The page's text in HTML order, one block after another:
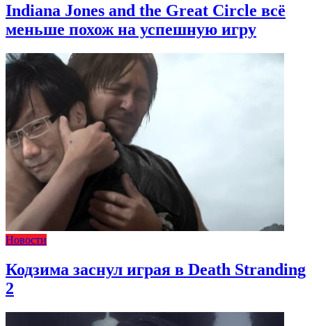
Indiana Jones and the Great Circle всё
меньше похож на успешную игру
Новости
Кодзима заснул играя в Death Stranding
2